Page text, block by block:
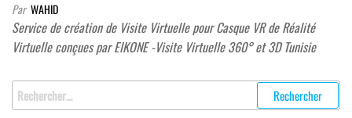
Par WAHID
Service de création de Visite Virtuelle pour Casque VR de Réalité
Virtuelle conçues par EIKONE -Visite Virtuelle 360° et 3D Tunisie
Rechercher
: